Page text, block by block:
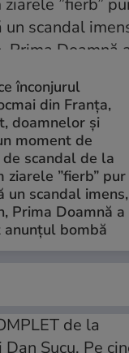
înconjurul
din Franța,
doamnelor și
moment de
scandal de la
ziarele ”fierb” pur
un scandal imens,
Prima Doamnă a
anunțul bombă